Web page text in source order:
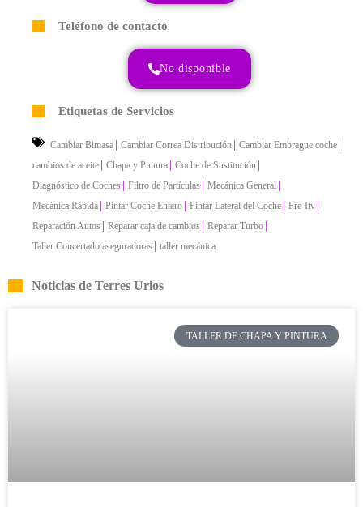
Teléfono de contacto
No disponible
Etiquetas de Servicios
Cambiar Bimasa Cambiar Correa Distribución Cambiar Embrague coche
cambios de aceite Chapa y Pintura Coche de Sustitución
Diagnóstico de Coches Filtro de Partículas Mecánica General
Mecánica Rápida Pintar Coche Entero Pintar Lateral del Coche Pre-Itv
Reparación Autos Reparar caja de cambios Reparar Turbo
Taller Concertado aseguradoras taller mecánica
Noticias de Terres Urios
TALLER DE CHAPA Y PINTURA